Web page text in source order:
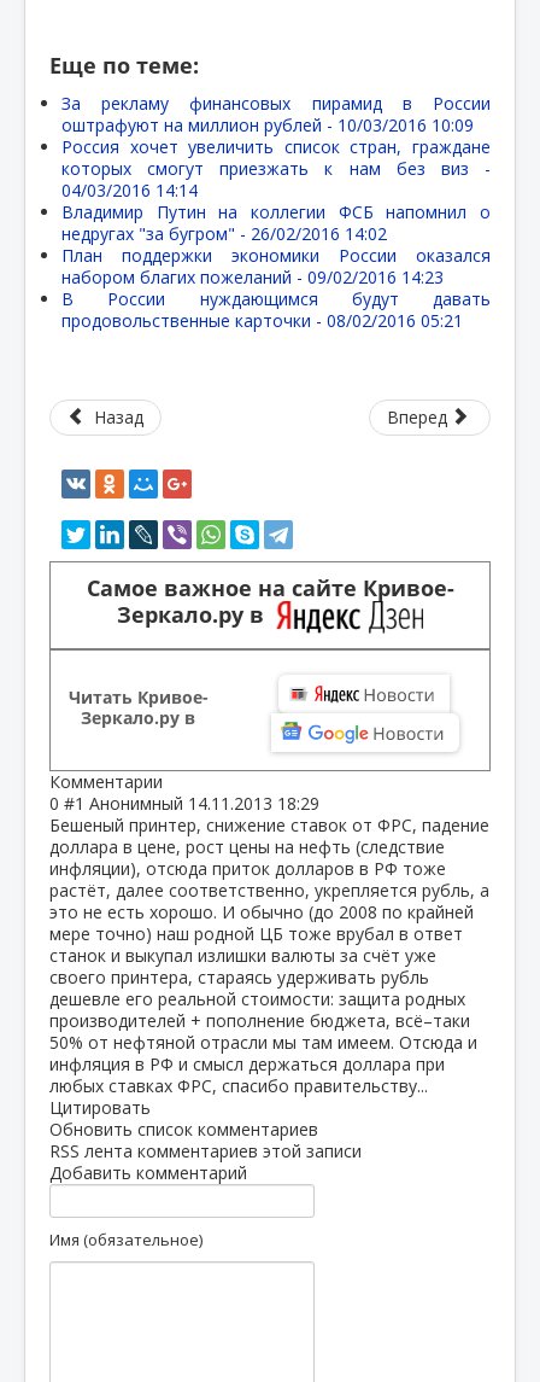
Еще по теме:
За рекламу финансовых пирамид в России
оштрафуют на миллион рублей - 10/03/2016 10:09
Россия хочет увеличить список стран, граждане
которых смогут приезжать к нам без виз -
04/03/2016 14:14
Владимир Путин на коллегии ФСБ напомнил о
недругах "за бугром" - 26/02/2016 14:02
План поддержки экономики России оказался
набором благих пожеланий - 09/02/2016 14:23
В России нуждающимся будут давать
продовольственные карточки - 08/02/2016 05:21
Назад Вперед
Самое важное на сайте Кривое-
Зеркало.ру в
Читать Кривое-
Зеркало.ру в
Комментарии
0 #1 Анонимный 14.11.2013 18:29
Бешеный принтер, снижение ставок от ФРС, падение
доллара в цене, рост цены на нефть (следствие
инфляции), отсюда приток долларов в РФ тоже
растёт, далее соответственно, укрепляется рубль, а
это не есть хорошо. И обычно (до 2008 по крайней
мере точно) наш родной ЦБ тоже врубал в ответ
станок и выкупал излишки валюты за счёт уже
своего принтера, стараясь удерживать рубль
дешевле его реальной стоимости: защита родных
производителей + пополнение бюджета, всё–таки
50% от нефтяной отрасли мы там имеем. Отсюда и
инфляция в РФ и смысл держаться доллара при
любых ставках ФРС, спасибо правительству...
Цитировать
Обновить список комментариев
RSS лента комментариев этой записи
Добавить комментарий
Имя (обязательное)